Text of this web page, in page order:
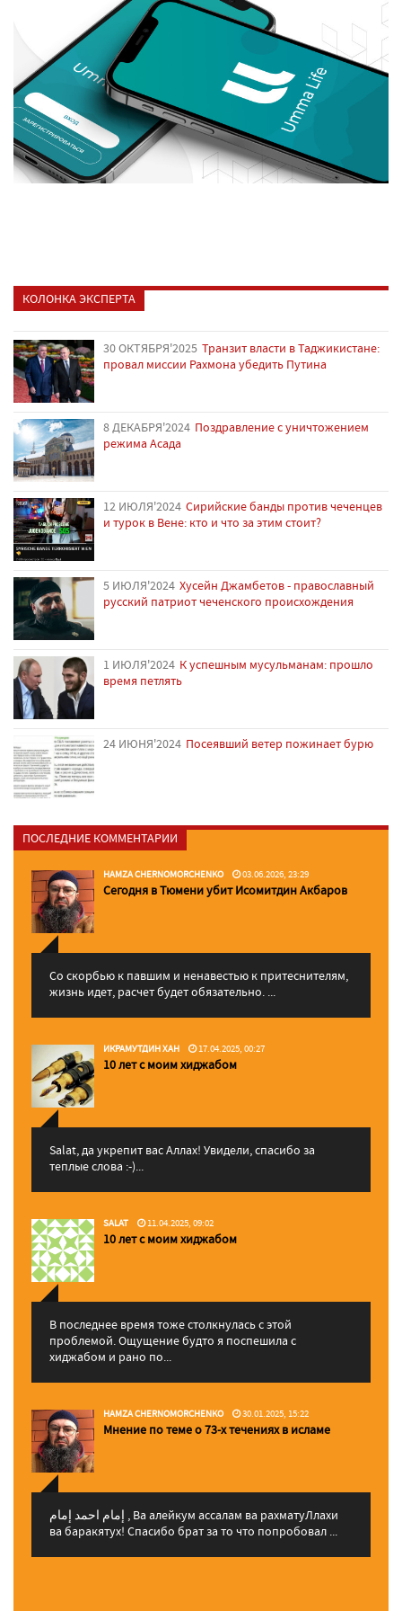
КОЛОНКА ЭКСПЕРТА
30 ОКТЯБРЯ'2025 Транзит власти в Таджикистане:
провал миссии Рахмона убедить Путина
8 ДЕКАБРЯ'2024 Поздравление с уничтожением
режима Асада
12 ИЮЛЯ'2024 Сирийские банды против чеченцев
и турок в Вене: кто и что за этим стоит?
5 ИЮЛЯ'2024 Хусейн Джамбетов - православный
русский патриот чеченского происхождения
1 ИЮЛЯ'2024 К успешным мусульманам: прошло
время петлять
24 ИЮНЯ'2024 Посеявший ветер пожинает бурю
ПОСЛЕДНИЕ КОММЕНТАРИИ
HAMZA CHERNOMORCHENKO 03.06.2026, 23:29
Сегодня в Тюмени убит Исомитдин Акбаров
Со скорбью к павшим и ненавестью к притеснителям,
жизнь идет, расчет будет обязательно. ...
ИКРАМУТДИН ХАН 17.04.2025, 00:27
10 лет с моим хиджабом
Salat, да укрепит вас Аллаx! Увидели, спасибо за
теплые слова :-)...
SALAT 11.04.2025, 09:02
10 лет с моим хиджабом
В последнее время тоже столкнулась с этой
проблемой. Ощущение будто я поспешила с
хиджабом и рано по...
HAMZA CHERNOMORCHENKO 30.01.2025, 15:22
Мнение по теме о 73-х течениях в исламе
إمام احمد إمام , Ва алейкум ассалам ва рахматуЛлахи
ва баракятух! Спасибо брат за то что попробовал ...